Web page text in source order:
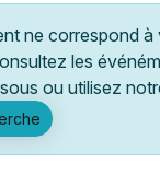
ne correspond à
les
ou utilisez
Ce week-end